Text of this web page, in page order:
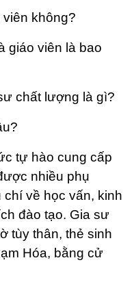
không?
giáo viên là bao
chất lượng là gì?
tự hào cung cấp
nhiều phụ
về học vấn, kinh
đào tạo. Gia sư
tùy thân, thẻ sinh
Hóa, bằng cử